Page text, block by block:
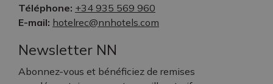
Téléphone: +34 935 569 960
E-mail: hotelrec@nnhotels.com
Newsletter NN
Abonnez-vous et bénéficiez de remises